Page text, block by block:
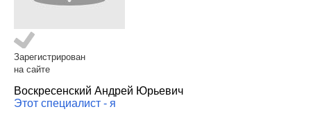
Зарегистрирован
на сайте
Воскресенский Андрей Юрьевич
Этот специалист - я